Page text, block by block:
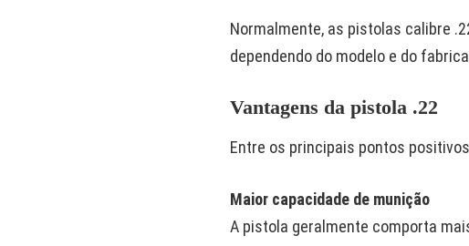
Normalmente, as pistolas calibre
dependendo do modelo e do
Vantagens da pistola .22
Entre os principais pontos
Maior capacidade de munição
A pistola geralmente comporta